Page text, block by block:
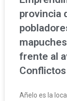
provincia
frente al
Añelo es la